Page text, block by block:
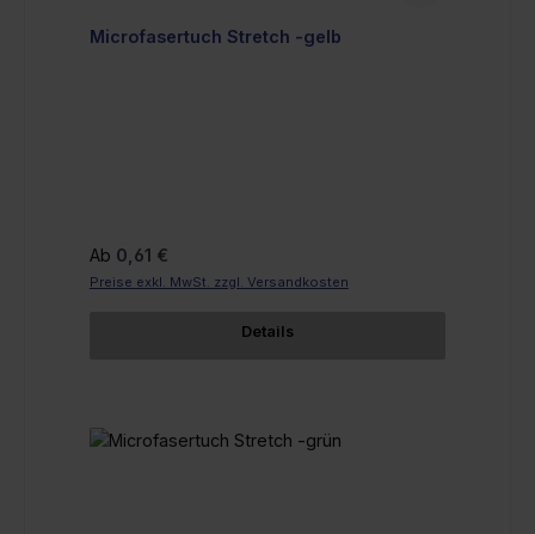
Microfasertuch Stretch -gelb
Regulärer Preis:
Ab 0,61 €
Preise exkl. MwSt. zzgl. Versandkosten
Details